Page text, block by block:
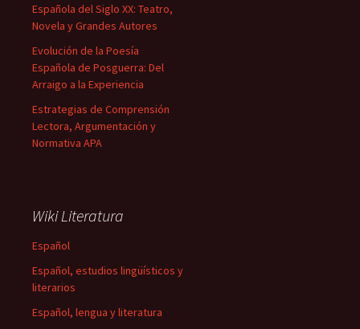
Española del Siglo XX: Teatro,
Novela y Grandes Autores
Evolución de la Poesía
Española de Posguerra: Del
Arraigo a la Experiencia
Estrategias de Comprensión
Lectora, Argumentación y
Normativa APA
Wiki Literatura
Español
Español, estudios lingüísticos y
literarios
Español, lengua y literatura